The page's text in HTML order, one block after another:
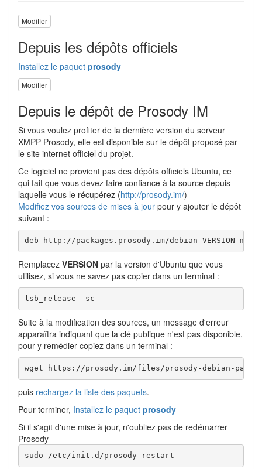
Modifier
Depuis les dépôts officiels
Installez le paquet prosody
Modifier
Depuis le dépôt de Prosody IM
Si vous voulez profiter de la dernière version du serveur
XMPP Prosody, elle est disponible sur le dépôt proposé par
le site internet officiel du projet.
Ce logiciel ne provient pas des dépôts officiels Ubuntu, ce
qui fait que vous devez faire confiance à la source depuis
laquelle vous le récupérez (http://prosody.im/)
Modifiez vos sources de mises à jour pour y ajouter le dépôt
suivant :
deb http://packages.prosody.im/debian VERSION main
Remplacez VERSION par la version d'Ubuntu que vous
utilisez, si vous ne savez pas copier dans un terminal :
lsb_release -sc
Suite à la modification des sources, un message d'erreur
apparaîtra indiquant que la clé publique n'est pas disponible,
pour y remédier copiez dans un terminal :
wget https://prosody.im/files/prosody-debian-
puis rechargez la liste des paquets.
Pour terminer, Installez le paquet prosody
Si il s'agit d'une mise à jour, n'oubliez pas de redémarrer
Prosody
sudo /etc/init.d /prosody restart